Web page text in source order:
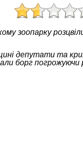
зоопарку
депутати та
борг погрожуючи